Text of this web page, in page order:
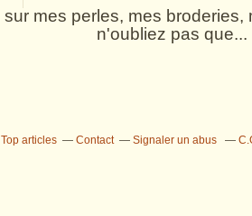
mes perles, mes
n'oubliez pas que...
Top articles Contact Signaler un abus